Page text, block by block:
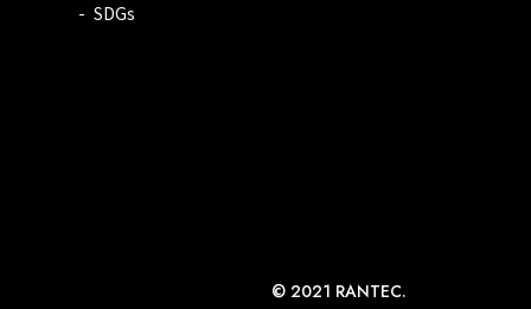
SDGs
© 2021 RANTEC.